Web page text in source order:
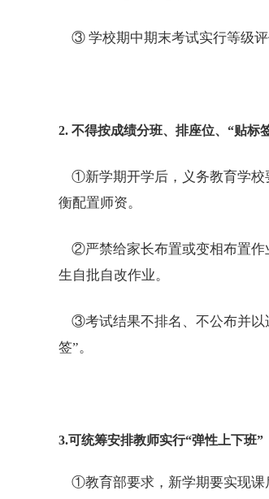
③ 学校期中期末考试实行等级评
2. 不得按成绩分班、排座位、“贴标
①新学期开学后，义务教育学校
衡配置师资。
②严禁给家长布置或变相布置作
生自批自改作业。
③考试结果不排名、不公布并以
签”。
3.可统筹安排教师实行“弹性上下班”
①教育部要求，新学期要实现课